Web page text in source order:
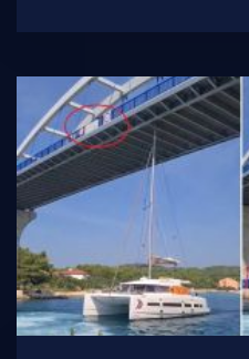
fazi riječ je